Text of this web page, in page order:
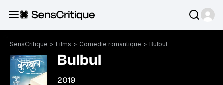
SensCritique > Films > Comédie romantique > Bulbul
Bulbul
2019